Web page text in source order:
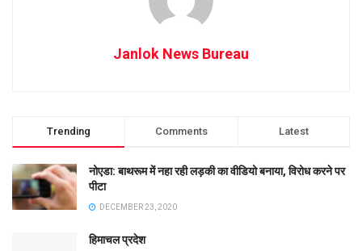
Janlok News Bureau
Trending Comments Latest
नोएडा: बाथरूम में नहा रही लड़की का वीडियो बनाया, विरोध करने पर
पीटा
DECEMBER 23, 2020
हिमाचल प्रदेश